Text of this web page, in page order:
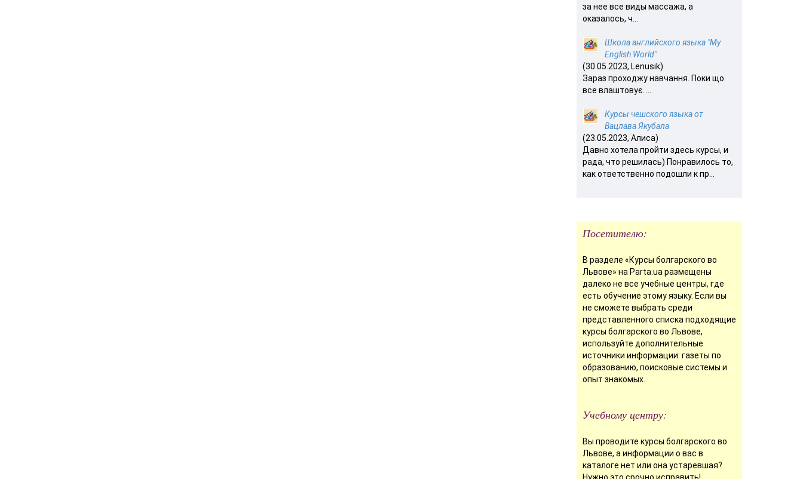
за нее все виды массажа, а
оказалось, ч...
Школа английского языка "My
English World"
(30.05.2023, Lenusik)
Зараз проходжу навчання. Поки що
все влаштовує. ...
Курсы чешского языка от
Вацлава Якубала
(23.05.2023, Алиса)
Давно хотела пройти здесь курсы, и
рада, что решилась) Понравилось то,
как ответственно подошли к пр...
Посетителю:
В разделе «Курсы болгарского во
Львове» на Parta.ua размещены
далеко не все учебные центры, где
есть обучение этому языку. Если вы
не сможете выбрать среди
представленного списка подходящие
курсы болгарского во Львове,
используйте дополнительные
источники информации: газеты по
образованию, поисковые системы и
опыт знакомых.
Учебному центру:
Вы проводите курсы болгарского во
Львове, а информации о вас в
каталоге нет или она устаревшая?